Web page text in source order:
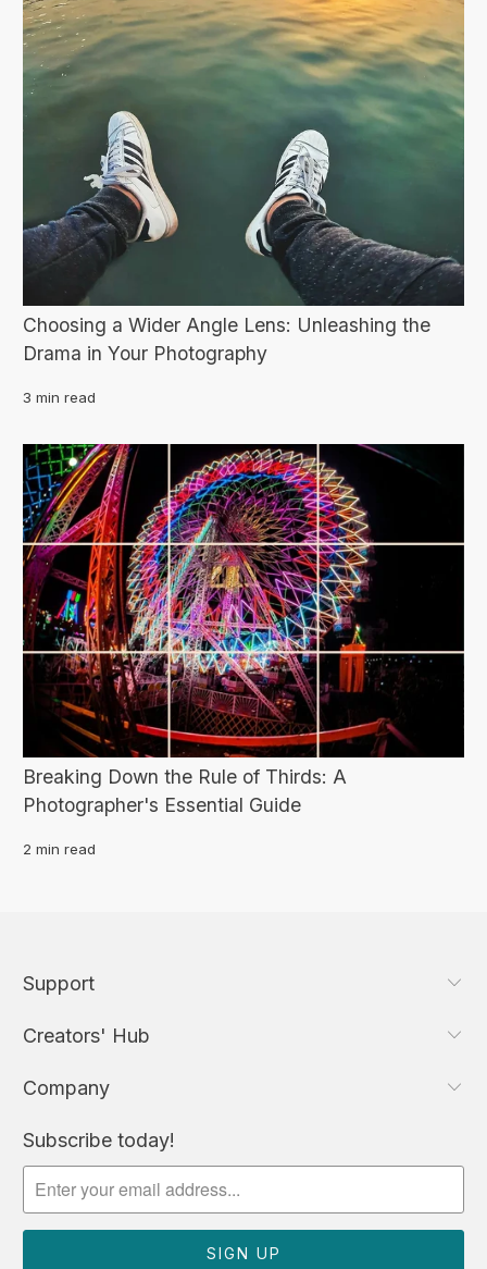
Choosing a Wider Angle Lens: Unleashing the
Drama in Your Photography
3 min read
Breaking Down the Rule of Thirds: A
Photographer's Essential Guide
2 min read
Support
Creators' Hub
Company
Subscribe today!